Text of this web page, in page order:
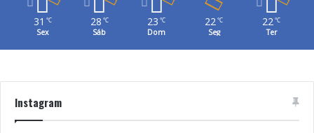
31 ℃
Sex
28 ℃
Sáb
23 ℃
Dom
22℃
Seg
22℃
Ter
Instagram